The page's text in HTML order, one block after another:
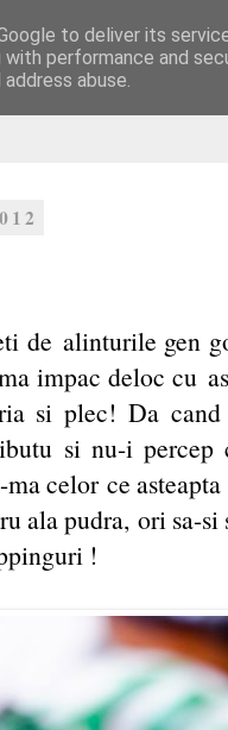
de alinturile gen
impac deloc cu
si plec! Da cand
si nu-i percep
celor ce
ala pudra, ori sa-
!
to deliver its
with performance and
abuse.